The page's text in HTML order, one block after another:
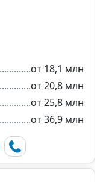
от 18,1 млн
от 20,8 млн
от 25,8 млн
от 36,9 млн